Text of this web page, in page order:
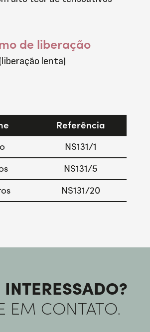
de liberação
lenta)
Referência
NS131/1
NS131/5
NS131/20
EM CONTATO.